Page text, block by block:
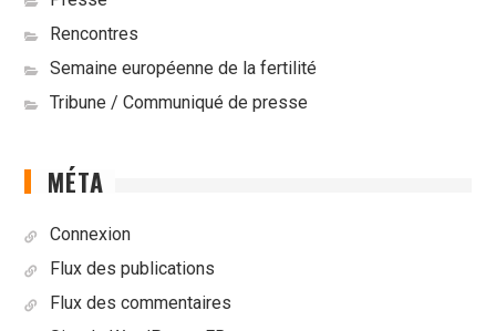
Rencontres
Semaine européenne de la fertilité
Tribune / Communiqué de presse
MÉTA
Connexion
Flux des publications
Flux des commentaires